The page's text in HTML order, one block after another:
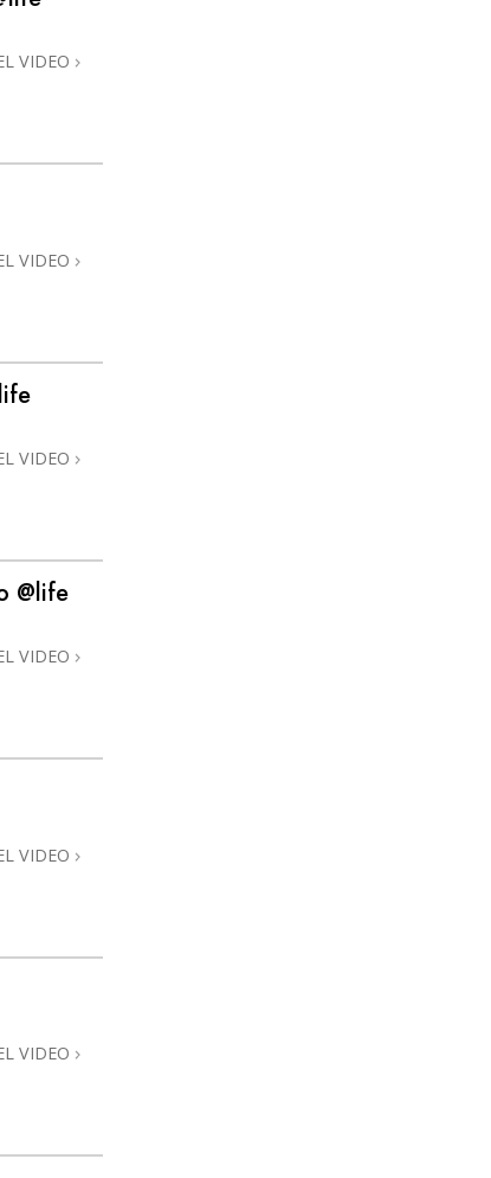
VIDEO
VIDEO
VIDEO
@life
VIDEO
VIDEO
VIDEO